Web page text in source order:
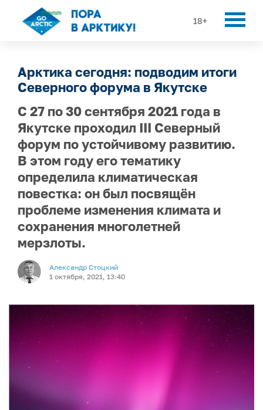
18+
Арктика сегодня: подводим итоги
Северного форума в Якутске
С 27 по 30 сентября 2021 года в
Якутске проходил III Северный
форум по устойчивому развитию.
В этом году его тематику
определила климатическая
повестка: он был посвящён
проблеме изменения климата и
сохранения многолетней
мерзлоты.
Александр Стоцкий
1 октября, 2021, 13:40